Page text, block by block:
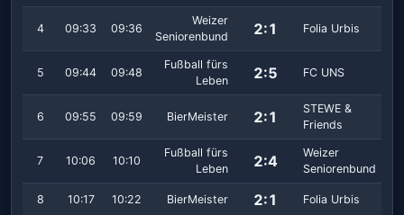
4 09:33 09:36
Weizer
Seniorenbund
2:1 Folia Urbis
5 09:44 09:48
Fußball fürs
Leben
2:5 FC UNS
6 09:55 09:59 BierMeister 2:1
STEWE &
Friends
7 10:06 10:10
Fußball fürs
Leben
2:4
Weizer
Seniorenbund
8 10:17 10:22 BierMeister 2:1 Folia Urbis